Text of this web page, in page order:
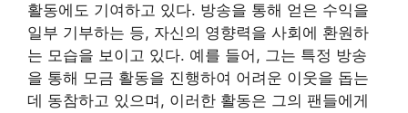
활동에도 기여하고 있다. 방송을 통해 얻은 수익을
일부 기부하는 등, 자신의 영향력을 사회에 환원하
는 모습을 보이고 있다. 예를 들어, 그는 특정 방송
을 통해 모금 활동을 진행하여 어려운 이웃을 돕는
데 동참하고 있으며, 이러한 활동은 그의 팬들에게